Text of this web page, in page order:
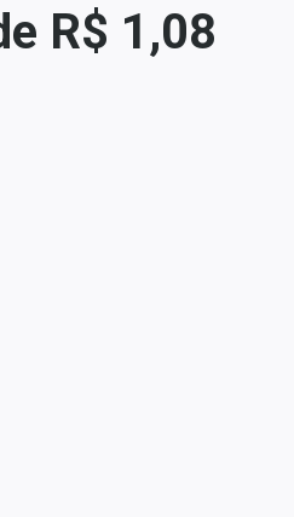
R$ 1,08